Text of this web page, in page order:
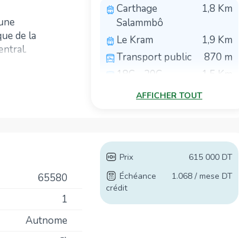
de la
une hotte
un
système et
ainsi
Carthage
Salammbô
1,8 Km
Le Kram
1,9 Km
Transport public
870 m
18C - 20C
1,5 Km
Lokman Hakim
École
International de
Carthage (ISC)
1,5 Km
Lycée Assad Ibn
1,7 Km
AFFICHER TOUT
65580
1
Autnome
Prix
615 000 DT
Échéance
crédit
1.068 / mese DT